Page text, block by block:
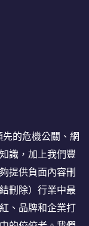
先的危機公關、網
識，加上我們豐
提供負面內容刪
刪除）行業中最
、品牌和企業打